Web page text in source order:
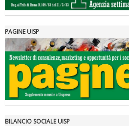
Tiziano Pesce a Radio InBlu2000
PAGINE UISP
BILANCIO SOCIALE UISP